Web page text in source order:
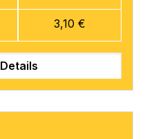
3,10 €
Details